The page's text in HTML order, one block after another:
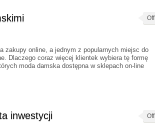
Off
zakupy online, a jednym z popularnych miejsc do
Dlaczego coraz więcej klientek wybiera tę formę
moda damska dostępna w sklepach on-line
inwestycji Off